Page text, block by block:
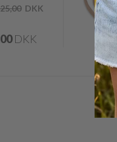
DKK
DKK